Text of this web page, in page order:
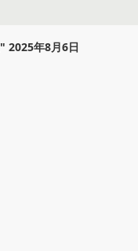
" 2025年8月6日